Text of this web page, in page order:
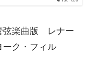
弦楽曲版 レナー
ーク・フィル